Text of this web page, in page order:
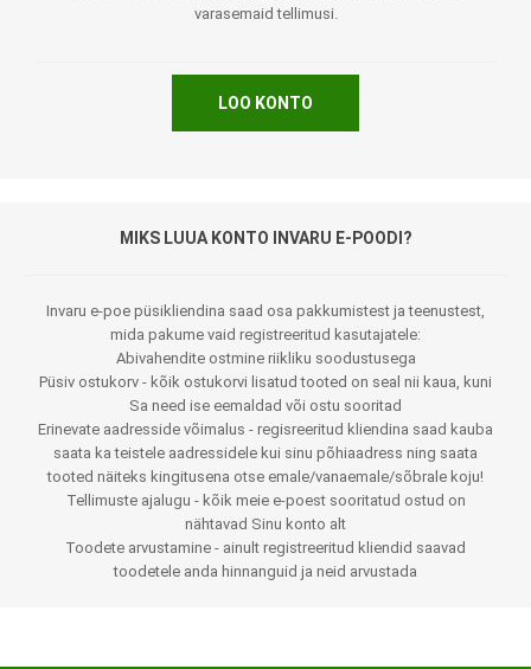
varasemaid tellimusi.
LOO KONTO
MIKS LUUA KONTO INVARU E-POODI?
Invaru e-poe püsikliendina saad osa pakkumistest ja teenustest,
mida pakume vaid registreeritud kasutajatele:
Abivahendite ostmine riikliku soodustusega
Püsiv ostukorv - kõik ostukorvi lisatud tooted on seal nii kaua, kuni
Sa need ise eemaldad või ostu sooritad
Erinevate aadresside võimalus - regisreeritud kliendina saad kauba
saata ka teistele aadressidele kui sinu põhiaadress ning saata
tooted näiteks kingitusena otse emale/vanaemale/sõbrale koju!
Tellimuste ajalugu - kõik meie e-poest sooritatud ostud on
nähtavad Sinu konto alt
Toodete arvustamine - ainult registreeritud kliendid saavad
toodetele anda hinnanguid ja neid arvustada